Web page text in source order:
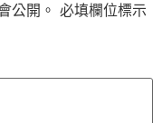
公開。 必填欄位標示